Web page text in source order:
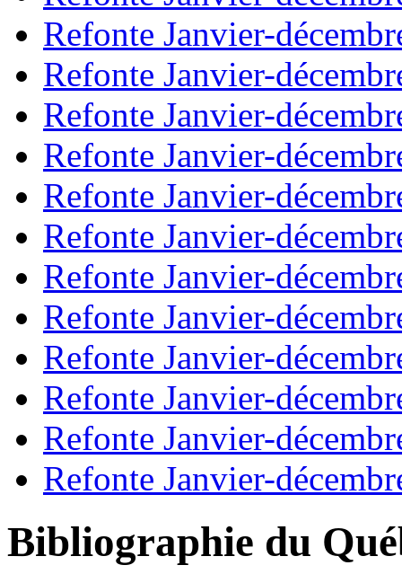
Refonte Janvier-
Refonte Janvier-
Refonte Janvier-
Refonte Janvier-
Refonte Janvier-
Refonte Janvier-
Refonte Janvier-
Refonte Janvier-
Refonte Janvier-
Refonte Janvier-
Refonte Janvier-
Refonte Janvier-
Bibliographie du